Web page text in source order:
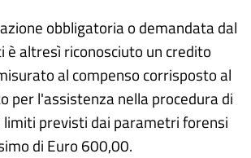
obbligatoria o demandata dal
è altresì riconosciuto un credito
al compenso corrisposto al
per l'assistenza nella procedura di
limiti previsti dai parametri forensi
di Euro 600,00.